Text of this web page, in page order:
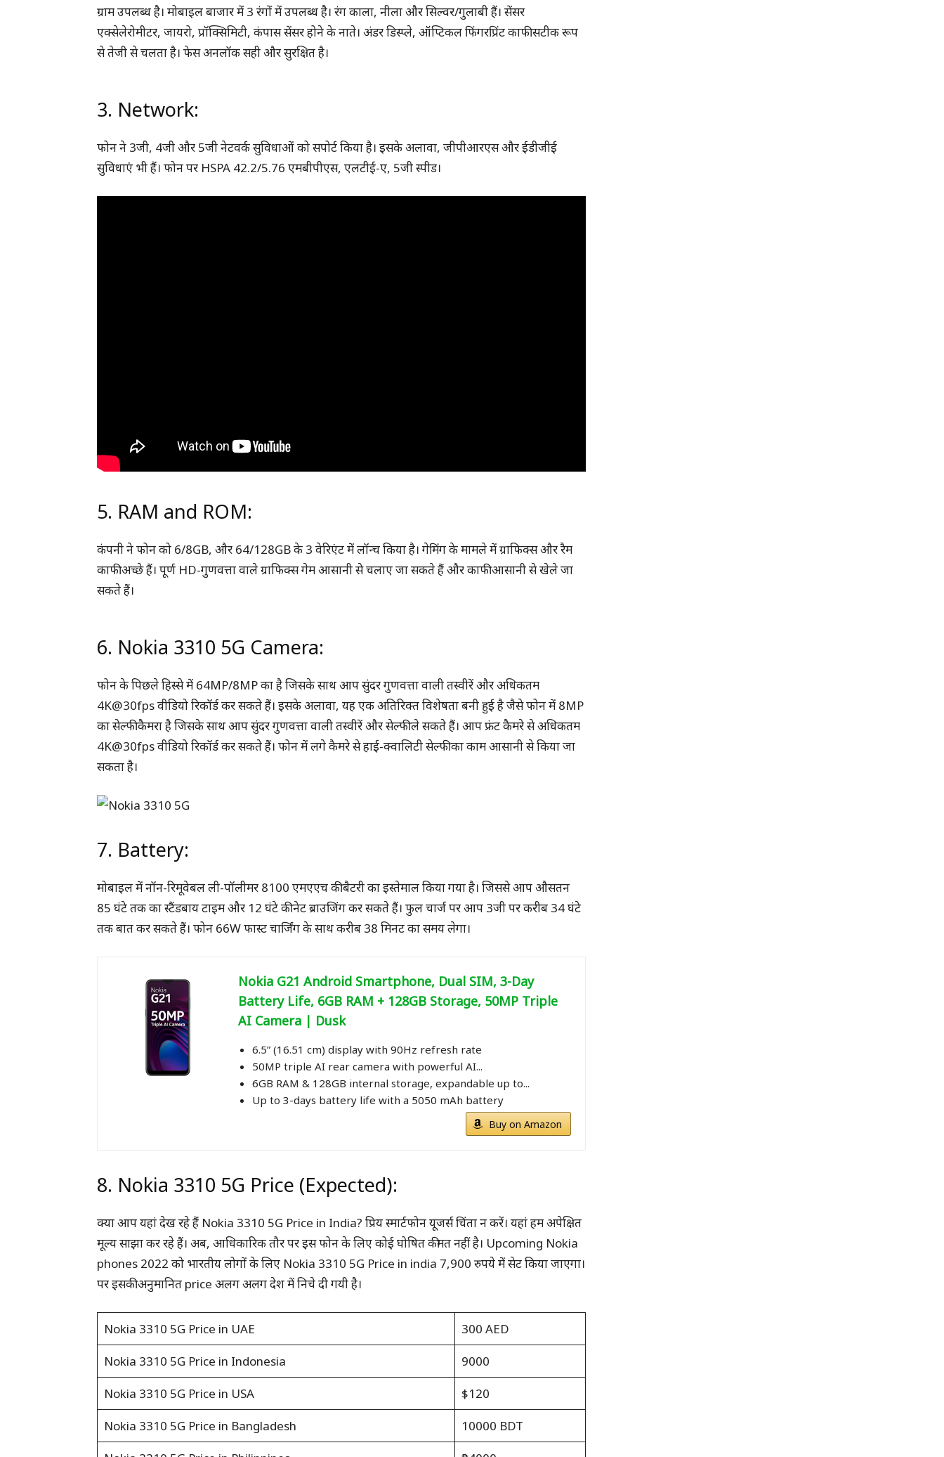
ग्राम उपलब्ध है। मोबाइल बाजार में 3 रंगों में उपलब्ध है। रंग काला, नीला और सिल्वर/गुलाबी हैं। सेंसर
एक्सेलेरोमीटर, जायरो, प्रॉक्सिमिटी, कंपास सेंसर होने के नाते। अंडर डिस्प्ले, ऑप्टिकल फिंगरप्रिंट काफी सटीक रूप
से तेजी से चलता है। फेस अनलॉक सही और सुरक्षित है।
3. Network:
फोन ने 3जी, 4जी और 5जी नेटवर्क सुविधाओं को सपोर्ट किया है। इसके अलावा, जीपीआरएस और ईडीजीई
सुविधाएं भी हैं। फोन पर HSPA 42.2/5.76 एमबीपीएस, एलटीई-ए, 5जी स्पीड।
5. RAM and ROM:
कंपनी ने फोन को 6/8GB, और 64/128GB के 3 वेरिएंट में लॉन्च किया है। गेमिंग के मामले में ग्राफिक्स और रैम
काफी अच्छे हैं। पूर्ण HD-गुणवत्ता वाले ग्राफिक्स गेम आसानी से चलाए जा सकते हैं और काफी आसानी से खेले जा
सकते हैं।
6. Nokia 3310 5G Camera:
फोन के पिछले हिस्से में 64MP/8MP का है जिसके साथ आप सुंदर गुणवत्ता वाली तस्वीरें और अधिकतम
4K@30fps वीडियो रिकॉर्ड कर सकते हैं। इसके अलावा, यह एक अतिरिक्त विशेषता बनी हुई है जैसे फोन में 8MP
का सेल्फी कैमरा है जिसके साथ आप सुंदर गुणवत्ता वाली तस्वीरें और सेल्फी ले सकते हैं। आप फ्रंट कैमरे से अधिकतम
4K@30fps वीडियो रिकॉर्ड कर सकते हैं। फोन में लगे कैमरे से हाई-क्वालिटी सेल्फी का काम आसानी से किया जा
सकता है।
7. Battery:
मोबाइल में नॉन-रिमूवेबल ली-पॉलीमर 8100 एमएएच की बैटरी का इस्तेमाल किया गया है। जिससे आप औसतन
85 घंटे तक का स्टैंडबाय टाइम और 12 घंटे की नेट ब्राउजिंग कर सकते हैं। फुल चार्ज पर आप 3जी पर करीब 34 घंटे
तक बात कर सकते हैं। फोन 66W फास्ट चार्जिंग के साथ करीब 38 मिनट का समय लेगा।
Nokia G21 Android Smartphone, Dual SIM, 3-Day
Battery Life, 6GB RAM + 128GB Storage, 50MP Triple
AI Camera | Dusk
6.5” (16.51 cm) display with 90Hz refresh rate
50MP triple AI rear camera with powerful AI...
6GB RAM & 128GB internal storage, expandable up to...
Up to 3-days battery life with a 5050 mAh battery
Buy on Amazon
8. Nokia 3310 5G Price (Expected):
क्या आप यहां देख रहे हैं Nokia 3310 5G Price in India? प्रिय स्मार्टफोन यूजर्स चिंता न करें। यहां हम अपेक्षित
मूल्य साझा कर रहे हैं। अब, आधिकारिक तौर पर इस फोन के लिए कोई घोषित कीमत नहीं है। Upcoming Nokia
phones 2022 को भारतीय लोगों के लिए Nokia 3310 5G Price in india 7,900 रुपये में सेट किया जाएगा।
पर इसकी अनुमानित price अलग अलग देश में निचे दी गयी है।
Nokia 3310 5G Price in UAE
300 AED
Nokia 3310 5G Price in Indonesia
9000
Nokia 3310 5G Price in USA
$120
Nokia 3310 5G Price in Bangladesh
10000 BDT